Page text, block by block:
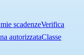
scadenzeVerifica
autorizzataClasse